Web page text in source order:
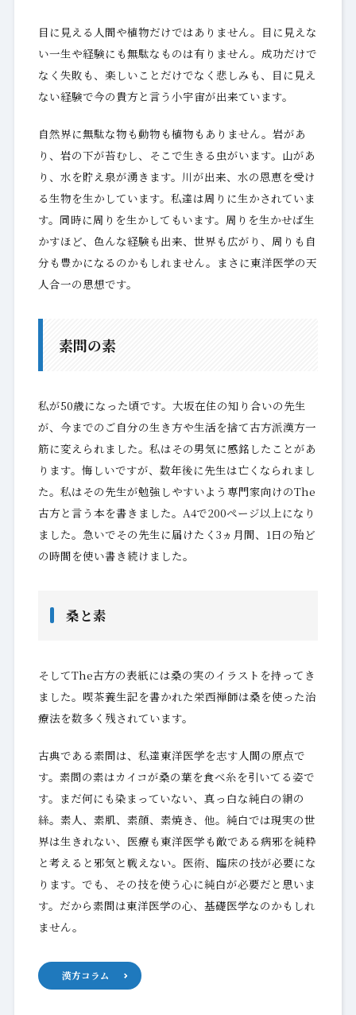
目に見える人間や植物だけではありません。目に見えな
い一生や経験にも無駄なものは有りません。成功だけで
なく失敗も、楽しいことだけでなく悲しみも、目に見え
ない経験で今の貴方と言う小宇宙が出来ています。
自然界に無駄な物も動物も植物もありません。岩があ
り、岩の下が苔むし、そこで生きる虫がいます。山があ
り、水を貯え泉が湧きます。川が出来、水の恩恵を受け
る生物を生かしています。私達は周りに生かされていま
す。同時に周りを生かしてもいます。周りを生かせば生
かすほど、色んな経験も出来、世界も広がり、周りも自
分も豊かになるのかもしれません。まさに東洋医学の天
人合一の思想です。
素問の素
私が50歳になった頃です。大坂在住の知り合いの先生
が、今までのご自分の生き方や生活を捨て古方派漢方一
筋に変えられました。私はその男気に感銘したことがあ
ります。悔しいですが、数年後に先生は亡くなられまし
た。私はその先生が勉強しやすいよう専門家向けのThe
古方と言う本を書きました。A4で200ページ以上になり
ました。急いでその先生に届けたく3ヵ月間、1日の殆ど
の時間を使い書き続けました。
桑と素
そしてThe古方の表紙には桑の実のイラストを持ってき
ました。喫茶養生記を書かれた栄西禅師は桑を使った治
療法を数多く残されています。
古典である素問は、私達東洋医学を志す人間の原点で
す。素問の素はカイコが桑の葉を食べ糸を引いてる姿で
す。まだ何にも染まっていない、真っ白な純白の絹の
絲。素人、素肌、素顔、素焼き、他。純白では現実の世
界は生きれない、医療も東洋医学も敵である病邪を純粋
と考えると邪気と戦えない。医術、臨床の技が必要にな
ります。でも、その技を使う心に純白が必要だと思いま
す。だから素問は東洋医学の心、基礎医学なのかもしれ
ません。
漢方コラム